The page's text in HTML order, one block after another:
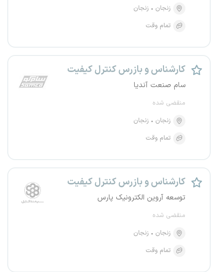
زنجان
زنجان
تمام وقت
کارشناس و بازرس کنترل کیفیت
سام صنعت آندیا
منقضی شده
زنجان
زنجان
تمام وقت
کارشناس و بازرس کنترل کیفیت
توسعه آروین الکترونیک پارس
منقضی شده
زنجان
زنجان
تمام وقت